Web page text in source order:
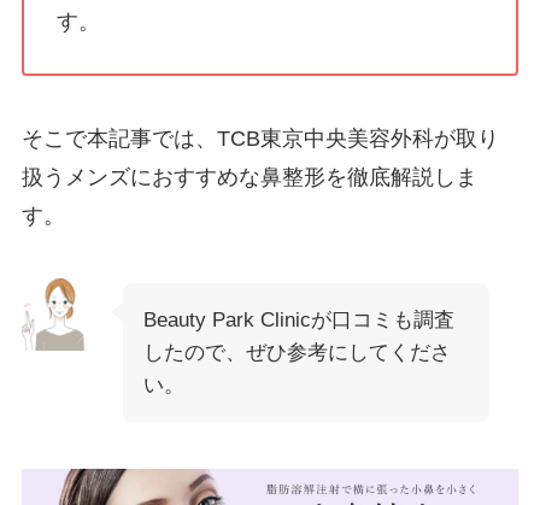
す。
そこで本記事では、TCB東京中央美容外科が取り
扱うメンズにおすすめな鼻整形を徹底解説しま
す。
Beauty Park Clinicが口コミも調査
したので、ぜひ参考にしてくださ
い。